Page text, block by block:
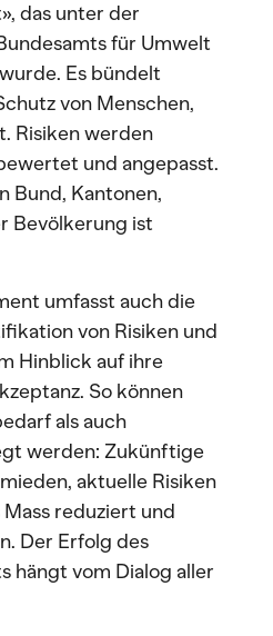
das unter der
für Umwelt
Es bündelt
von Menschen,
Risiken werden
und angepasst.
Bund, Kantonen,
Bevölkerung ist
umfasst auch die
von Risiken und
Hinblick auf ihre
So können
als auch
werden: Zukünftige
aktuelle Risiken
reduziert und
Der Erfolg des
hängt vom Dialog aller